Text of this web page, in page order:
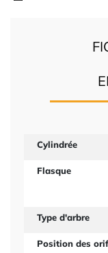
Cylindrée
Flasque
Type d'arbre
Position des